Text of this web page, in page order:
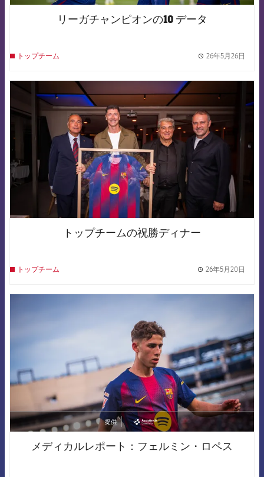
リーガチャンピオンの10 データ
トップチーム 26年5月26日
FCB Barcelona badge
トップチームの祝勝ディナー
トップチーム 26年5月20日
提供
asistencia
メディカルレポート：フェルミン・ロペス